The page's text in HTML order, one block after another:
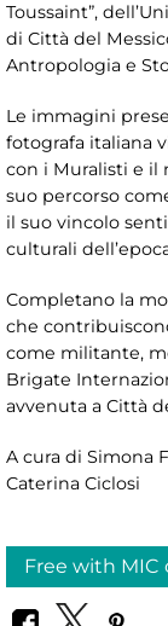
Toussaint”,
di Città del
Antropologia e
Le immagini
fotografa italiana
con i Muralisti e il
suo percorso
il suo vincolo
culturali
Completano la
che
come militante,
Brigate
avvenuta a Città
A cura di Simona
Caterina Ciclosi
Free with MIC